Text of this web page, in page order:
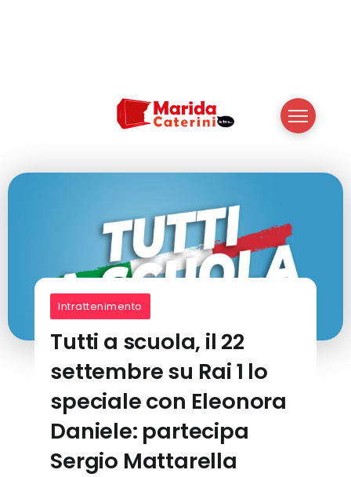
Intrattenimento
Tutti a scuola, il 22
settembre su Rai 1 lo
speciale con Eleonora
Daniele: partecipa
Sergio Mattarella